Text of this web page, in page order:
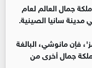
جمال العالم لعام
فإن مانوشي، البالغة
العمر 21 عاما، تنافست مع 108 ملكة جمال أخرى من